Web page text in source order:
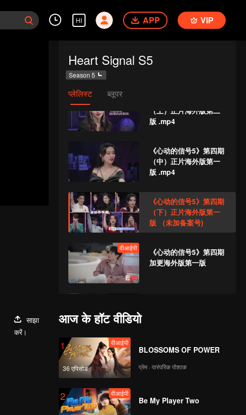
HI APP VIP
Heart Signal S5
Season 5
प्लेलिस्ट ब्लूपर
（下）正片海外版第一
版 .mp4
加更海外版第一版 .mp4
（上）正片海外版第二
版 .mp4
《心动的信号5》第四期
（中）正片海外版第一
版 .mp4
《心动的信号5》第四期
（下）正片海外版第一
版 （未加备案号)
वीआईपी
《心动的信号5》第四期
加更海外版第一版
《心动的信号5》第五期
（下）正片海外版第一
वीआईपी
《心动的信号5》第五期
साझा
करें।
आज के हॉट वीडियो
1
36 एपिसोड
वीआईपी
BLOSSOMS OF POWER
प्रेम · पारंपरिक पोशाक
2 वीआईपी
Be My Player Two